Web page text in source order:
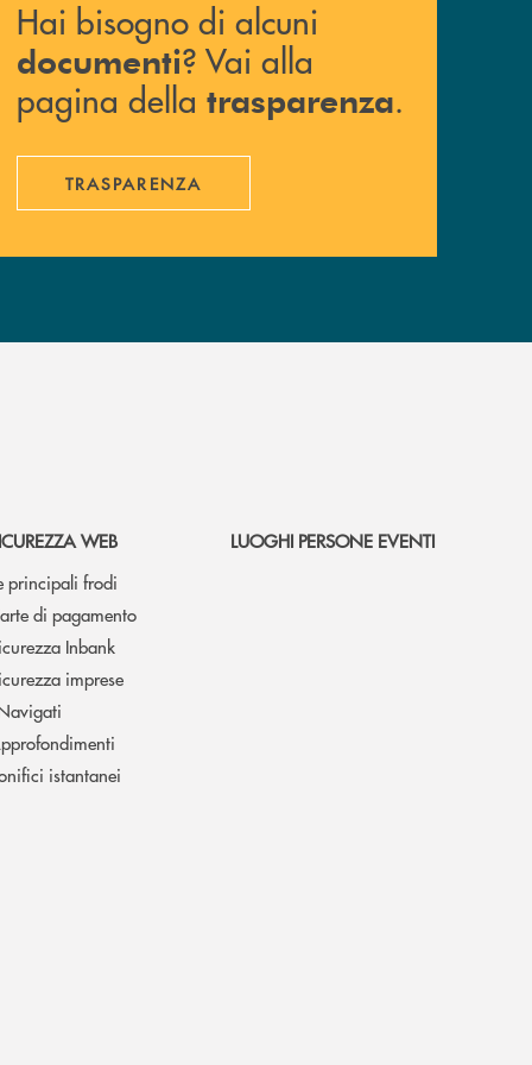
Hai bisogno di alcuni
documenti? Vai alla
pagina della trasparenza.
TRASPARENZA
WEB
principali frodi
di pagamento
Inbank
imprese
istantanei
LUOGHI PERSONE EVENTI